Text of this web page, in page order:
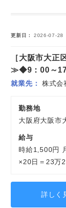
更新日 2026-07-28
［大阪市大
≫◆9：00～
就業先 株式会
勤務地
大阪府大阪市
給与
時給1,500円
×20日＝23万
詳しく